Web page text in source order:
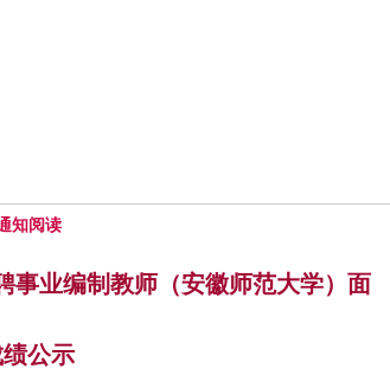
知阅读
事业编制教师（安徽师范大学）面
公示